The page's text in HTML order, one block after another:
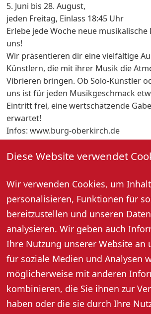
Diese Website verwendet
Wir verwenden Cookies, um
personalisieren, Funktionen für
bereitzustellen und unseren
analysieren. Wir geben auch
Ihre Nutzung unserer Website an
für soziale Medien und Analysen
möglicherweise mit anderen
kombinieren, die Sie ihnen zur
haben oder die sie durch Ihre
5. Juni bis 28. August,
jeden Freitag, Einlass 18:45 Uhr
Erlebe jede Woche neue
uns!
Wir präsentieren dir eine vielfältige
Künstlern, die mit ihrer Musik die
Vibrieren bringen. Ob Solo-Künstler
uns ist für jeden Musikgeschmack
Eintritt frei, eine wertschätzende
erwartet!
Infos: www.burg-oberkirch.de
Unsere Künstler:
12.6. Burgnacht mit ChECK DANIELS
19.6. Burgnacht mit FELDSALAD
26.6. Burgnacht mit WHYNOTOG
03.7. Burgnacht mit DRACU X
10.7. Burgnacht mit Keine Burgnacht
17.7. Burgnacht mit TIMELESS
24.7. Burgnacht mit TROUBLEBUM
31.7. Burgnacht mit IRISH BOYS
07.8. Burgnacht mit ONDERSCHD
14.8. Burgnacht mit ATTIKA
21.8. Burgnacht mit AVENUE 101